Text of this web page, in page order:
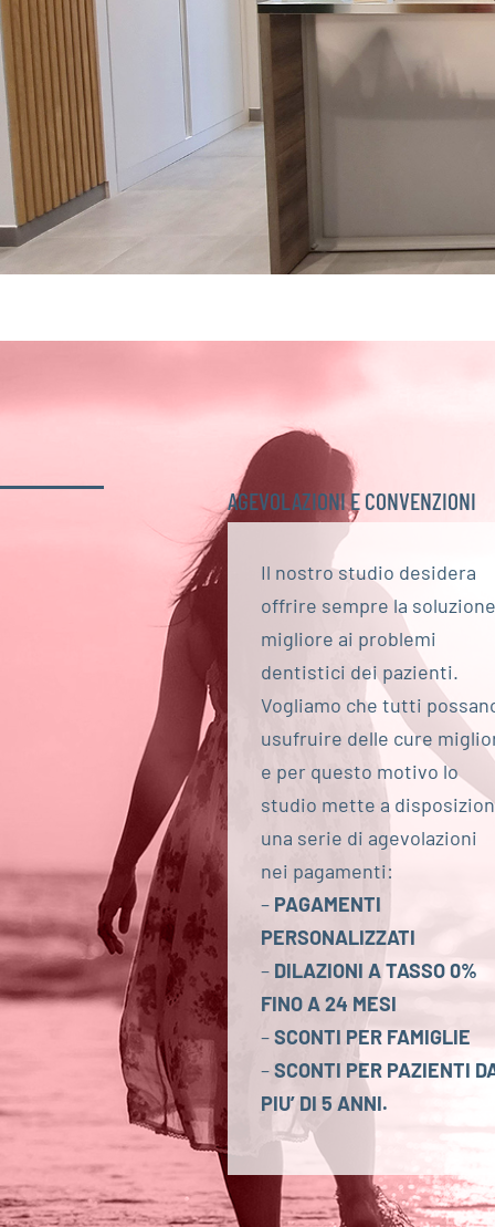
AGEVOLAZIONI E CONVENZIONI
Il nostro studio desidera
offrire sempre la
migliore ai problemi
dentistici dei pazienti.
Vogliamo che tutti
usufruire delle cure
e per questo motivo lo
studio mette a
una serie di agevolazioni
nei pagamenti:
– PAGAMENTI
PERSONALIZZATI
– DILAZIONI A TASSO 0%
FINO A 24 MESI
–SCONTI PER FAMIGLIE
–SCONTI PER PAZIENTI
PIU’ DI 5 ANNI.